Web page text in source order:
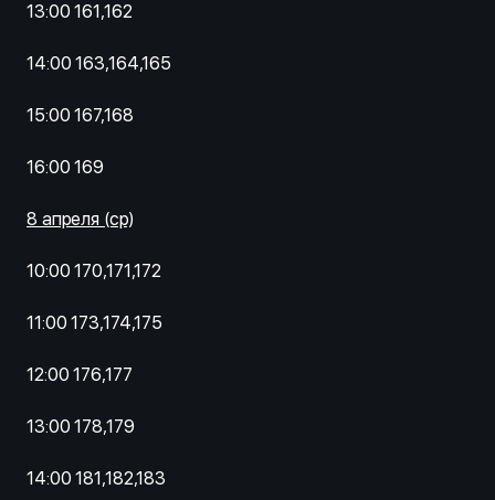
13:00 161,162
14:00 163,164,165
15:00 167,168
16:00 169
8 апреля (ср)
10:00 170,171,172
11:00 173,174,175
12:00 176,177
13:00 178,179
14:00 181,182,183